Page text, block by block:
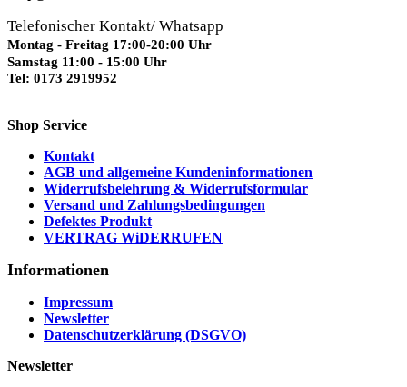
Telefonischer Kontakt/ Whatsapp
Montag - Freitag 17:00-20:00 Uhr
Samstag 11:00 - 15:00 Uhr
Tel: 0173 2919952
Shop Service
Kontakt
AGB und allgemeine Kundeninformationen
Widerrufsbelehrung & Widerrufsformular
Versand und Zahlungsbedingungen
Defektes Produkt
VERTRAG WiDERRUFEN
Informationen
Impressum
Newsletter
Datenschutzerklärung (DSGVO)
Newsletter